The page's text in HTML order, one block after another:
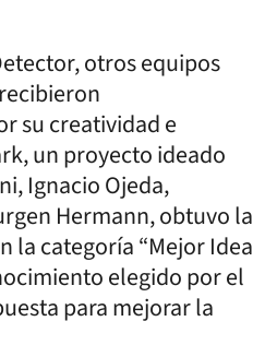
otros equipos
su creatividad e
un proyecto ideado
Ignacio Ojeda,
Hermann, obtuvo la
la categoría “Mejor Idea
elegido por el
para mejorar la